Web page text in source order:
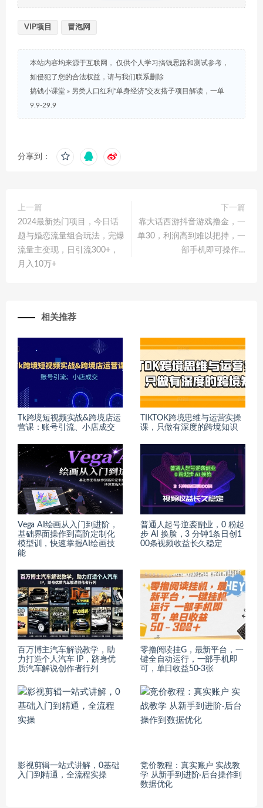
VIP项目 冒泡网
本站内容均来源于互联网， 仅供个人学习搞钱思路和测试参考，
如侵犯了您的合法权益，请与我们联系删除
搞钱小课堂 » 另类人口红利“单身经济”交友搭子项目解读，一单
9.9-29.9
分享到：
上一篇
2024最新热门项目，今日话
题与婚恋流量组合玩法，完爆
流量主变现，日引流300+，
月入10万+
下一篇
靠大话西游抖音游戏撸金，一
单30，利润高到难以把持，一
部手机即可操作…
相关推荐
Tk跨境短视频实战&跨境店运
营课：账号引流、小店成交
TIKTOK跨境思维与运营实操
课，只做有深度的跨境知识
Vega AI绘画从入门到进阶，
基础界面操作到高阶定制化
模型训，快速掌握AI绘画技
能
普通人起号逆袭副业，0 粉起
步 AI 换脸，3 分钟1条日创1
00条视频收益长久稳定
百万博主汽车解说教学，助
力打造个人汽车 IP，跻身优
质汽车解说创作者行列
零撸阅读挂G，最新平台，一
键全自动运行，一部手机即
可，单日收益50-3张
影视剪辑一站式讲解，0基础
入门到精通，全流程实操
竞价教程：真实账户 实战教
学 从新手到进阶·后台操作到
数据优化